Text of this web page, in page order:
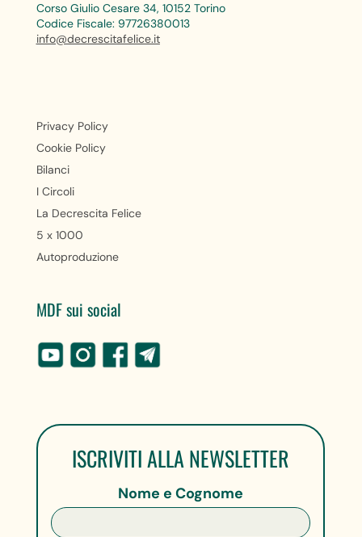
Corso Giulio Cesare 34, 10152 Torino
Codice Fiscale: 97726380013
info@decrescitafelice.it
Privacy Policy
Cookie Policy
Bilanci
I Circoli
La Decrescita Felice
5 x 1000
Autoproduzione
MDF sui social
ISCRIVITI ALLA NEWSLETTER
Nome e Cognome